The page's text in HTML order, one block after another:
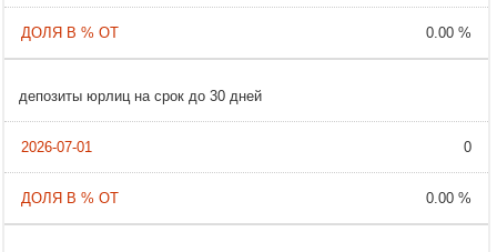
0.00 %
депозиты юрлиц на срок до 30 дней
0
0.00 %